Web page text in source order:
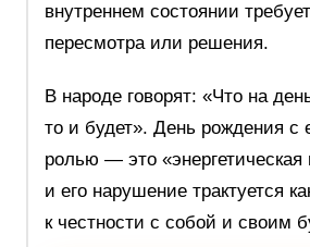
внутреннем состоянии
пересмотра или решения.
В народе говорят: «Что на
то и будет». День рождения с
ролью — это «энергетическая
и его нарушение трактуется
к честности с собой и своим